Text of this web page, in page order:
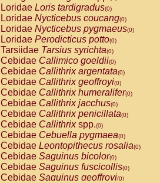
Loridae Loris tardigradus(0)
Loridae Nycticebus coucang(0)
Loridae Nycticebus pygmaeus(0)
Loridae Perodicticus potto(0)
Tarsiidae Tarsius syrichta(0)
Cebidae Callimico goeldii(0)
Cebidae Callithrix argentata(0)
Cebidae Callithrix geoffroyi(0)
Cebidae Callithrix humeralifer(0)
Cebidae Callithrix jacchus(0)
Cebidae Callithrix penicillata(0)
Cebidae Callithrixspp.(0)
Cebidae Cebuella pygmaea(0)
Cebidae Leontopithecus rosalia(0)
Cebidae Saguinus bicolor(0)
Cebidae Saguinus fuscicollis(0)
Cebidae Saguinus geoffroyi(0)